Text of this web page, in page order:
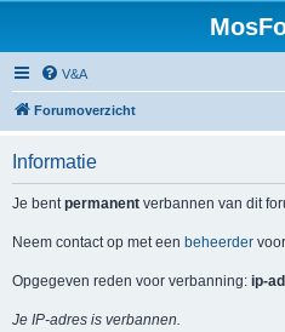
V&A
Forumoverzicht
Informatie
Je bentpermanent verbannen van dit
Neem contact op met een beheerder
Opgegeven reden voor verbanning: ip-
Je IP-adres is verbannen.